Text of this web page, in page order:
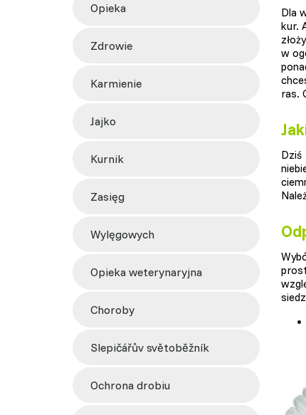
opieka
zdrowie
karmienie
jajko
kurnik
zasięg
wylęgowych
opieka weterynaryjna
choroby
slepičářův světoběžník
ochrona drobiu
Dla
kur.
w
ras.
Dziś